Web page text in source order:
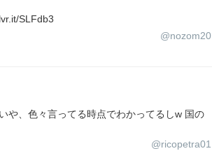
SLFdb3
@nozom20
や、色々言ってる時点でわかってるしw 国の
@ricopetra01